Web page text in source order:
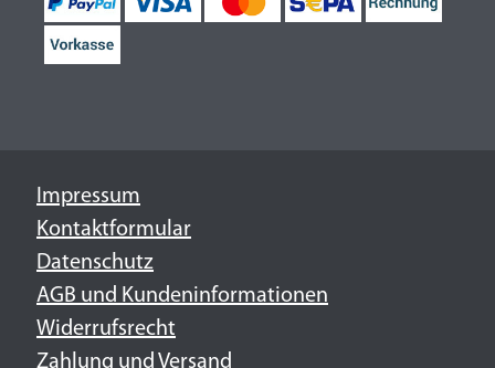
Impressum
Kontaktformular
Datenschutz
AGB und Kundeninformationen
Widerrufsrecht
Zahlung und Versand